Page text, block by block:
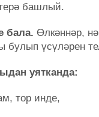
башлый.
Өлкәннәр,
булып үсүләрен
уятканда:
тор инде,